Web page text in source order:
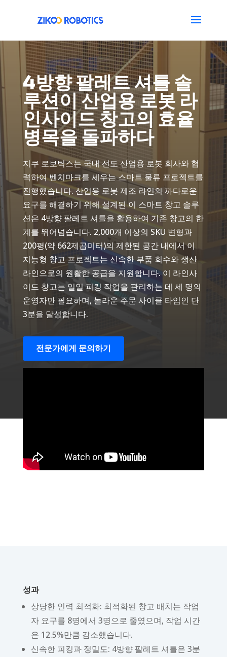
4방향 팔레트 셔틀 솔
루션이 산업용 로봇 라
인사이드 창고의 효율
병목을 돌파하다
지쿠 로보틱스는 국내 선도 산업용 로봇 회사와 협
력하여 벤치마크를 세우는 스마트 물류 프로젝트를
진행했습니다. 산업용 로봇 제조 라인의 까다로운
요구를 해결하기 위해 설계된 이 스마트 창고 솔루
션은 4방향 팔레트 셔틀을 활용하여 기존 창고의 한
계를 뛰어넘습니다. 2,000개 이상의 SKU 변형과
200평(약 662제곱미터)의 제한된 공간 내에서 이
지능형 창고 프로젝트는 신속한 부품 회수와 생산
라인으로의 원활한 공급을 지원합니다. 이 라인사
이드 창고는 일일 피킹 작업을 관리하는 데 세 명의
운영자만 필요하며, 놀라운 주문 사이클 타임인 단
3분을 달성합니다.
전문가에게 문의하기
성과
상당한 인력 최적화: 최적화된 창고 배치는 작업
자 요구를 8명에서 3명으로 줄였으며, 작업 시간
은 12.5%만큼 감소했습니다.
신속한 피킹과 정밀도: 4방향 팔레트 셔틀은 3분